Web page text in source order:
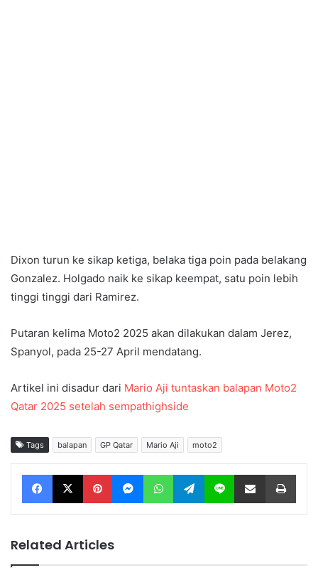
Dixon turun ke sikap ketiga, belaka tiga poin pada belakang
Gonzalez. Holgado naik ke sikap keempat, satu poin lebih
tinggi tinggi dari Ramirez.
Putaran kelima Moto2 2025 akan dilakukan dalam Jerez,
Spanyol, pada 25-27 April mendatang.
Artikel ini disadur dari Mario Aji tuntaskan balapan Moto2
Qatar 2025 setelah sempathighside
Tags balapan GP Qatar Mario Aji moto2
Facebook X Pinterest Messenger WhatsApp Telegram Line Share via Email
Related Articles